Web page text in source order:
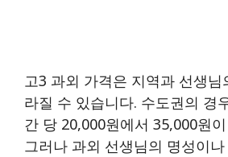
고3 과외 가격은 지역과 선생
라질 수 있습니다. 수도권의 경
간 당 20,000원에서 35,000원
그러나 과외 선생님의 명성이